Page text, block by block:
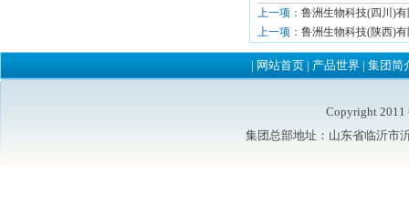
上一项： 鲁洲生物科技(四川)
上一项： 鲁洲生物科技(陕西)
| 网站首页 | 产品世界 | 集团简
Copyright
集团总部地址：山东省临沂市